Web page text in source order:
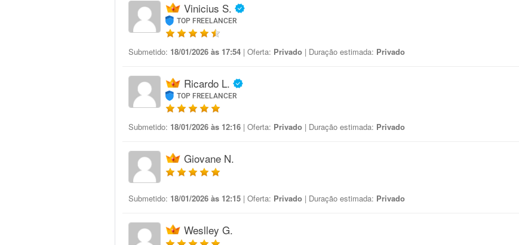
Vinicius S.
TOP FREELANCER
Submetido: 18/01/2026 às 17:54 | Oferta: Privado | Duração estimada: Privado
Ricardo L.
TOP FREELANCER
Submetido: 18/01/2026 às 12:16 | Oferta: Privado | Duração estimada: Privado
Giovane N.
Submetido: 18/01/2026 às 12:15 | Oferta: Privado | Duração estimada: Privado
Weslley G.